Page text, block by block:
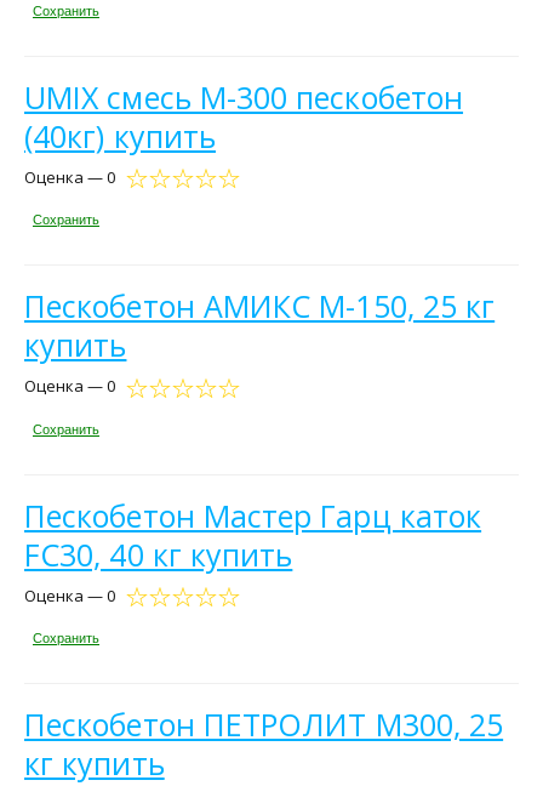
Сохранить
UMIX смесь М-300 пескобетон
(40кг) купить
Оценка — 0
Сохранить
Пескобетон АМИКС М-150, 25 кг
купить
Оценка — 0
Сохранить
Пескобетон Мастер Гарц каток
FC30, 40 кг купить
Оценка — 0
Сохранить
Пескобетон ПЕТРОЛИТ М300, 25
кг купить